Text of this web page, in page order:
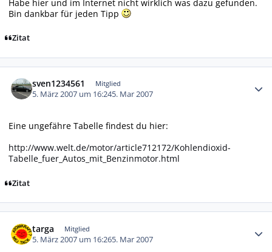
Habe hier und im Internet nicht wirklich was dazu gefunden.
Bin dankbar für jeden Tipp
Zitat
sven1234561 Mitglied
5. März 2007 um 16:245. Mar 2007
Eine ungefähre Tabelle findest du hier:
http://www.welt.de/motor/article712172/Kohlendioxid-
Tabelle_fuer_Autos_mit_Benzinmotor.html
Zitat
targa Mitglied
5. März 2007 um 16:265. Mar 2007